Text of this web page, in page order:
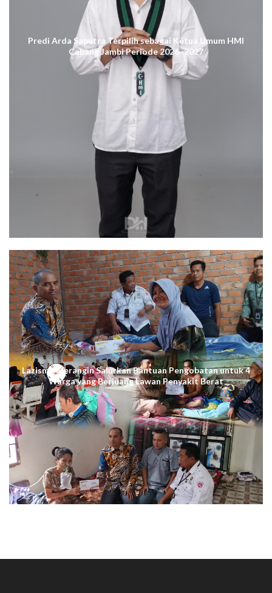
Predi Arda Saputra Terpilih sebagai Ketua Umum HMI
Cabang Jambi Periode 2026–2027
Lazismu Merangin Salurkan Bantuan Pengobatan untuk 4
Warga yang Berjuang Lawan Penyakit Berat